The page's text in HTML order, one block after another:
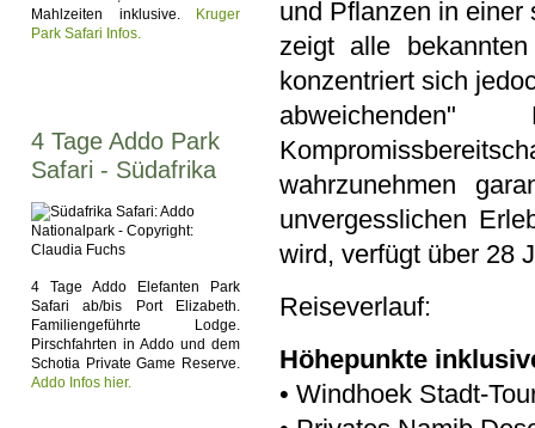
Mahlzeiten inklusive.
Kruger
Park Safari Infos.
4 Tage Addo Park
Safari - Südafrika
4 Tage Addo Elefanten Park
Safari ab/bis Port Elizabeth.
Familiengeführte Lodge.
Pirschfahrten in Addo und dem
Schotia Private Game Reserve.
Addo Infos hier.
und Pflanzen in einer
zeigt alle
konzentriert sich
wahrzunehmen
unvergesslichen
wird, verfügt über 28
Reiseverlauf:
Höhepunkte
• Windhoek Stadt-